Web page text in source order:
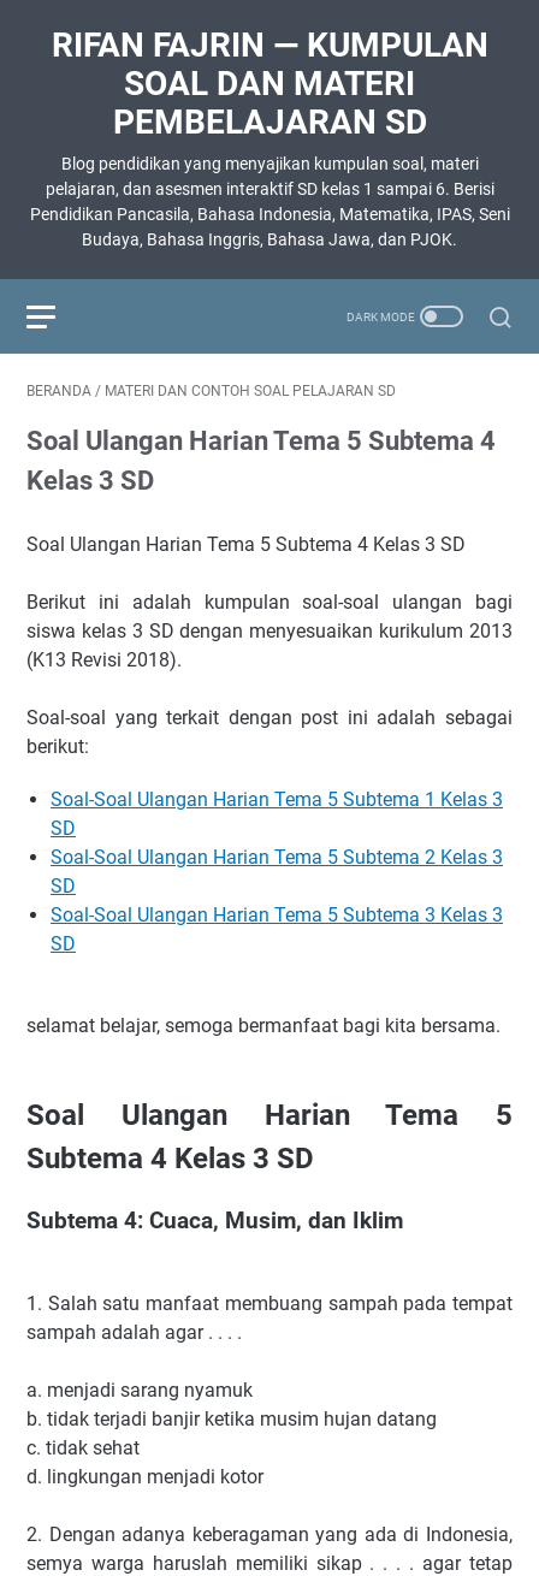
RIFAN FAJRIN — KUMPULAN
SOAL DAN MATERI
PEMBELAJARAN SD
Blog pendidikan yang menyajikan kumpulan soal, materi
pelajaran, dan asesmen interaktif SD kelas 1 sampai 6. Berisi
Pendidikan Pancasila, Bahasa Indonesia, Matematika, IPAS, Seni
Budaya, Bahasa Inggris, Bahasa Jawa, dan PJOK.
BERANDA / MATERI DAN CONTOH SOAL PELAJARAN SD
Soal Ulangan Harian Tema 5 Subtema 4
Kelas 3 SD
Soal Ulangan Harian Tema 5 Subtema 4 Kelas 3 SD
Berikut ini adalah kumpulan soal-soal ulangan bagi
siswa kelas 3 SD dengan menyesuaikan kurikulum 2013
(K13 Revisi 2018).
Soal-soal yang terkait dengan post ini adalah sebagai
berikut:
Soal-Soal Ulangan Harian Tema 5 Subtema 1 Kelas 3
SD
Soal-Soal Ulangan Harian Tema 5 Subtema 2 Kelas 3
SD
Soal-Soal Ulangan Harian Tema 5 Subtema 3 Kelas 3
SD
selamat belajar, semoga bermanfaat bagi kita bersama.
Soal Ulangan Harian Tema 5
Subtema 4 Kelas 3 SD
Subtema 4: Cuaca, Musim, dan Iklim
1. Salah satu manfaat membuang sampah pada tempat
sampah adalah agar . . . .
a. menjadi sarang nyamuk
b. tidak terjadi banjir ketika musim hujan datang
c. tidak sehat
d. lingkungan menjadi kotor
2. Dengan adanya keberagaman yang ada di Indonesia,
semya warga haruslah memiliki sikap . . . . agar tetap